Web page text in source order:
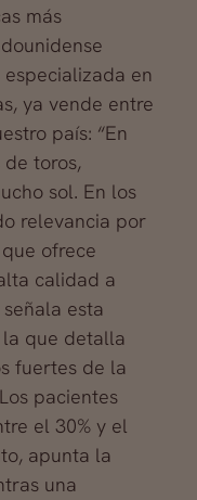
más
en
ya vende entre
país: “En
toros,
sol. En los
relevancia por
ofrece
calidad a
esta
la que detalla
fuertes de la
pacientes
el 30% y el
apunta la
una